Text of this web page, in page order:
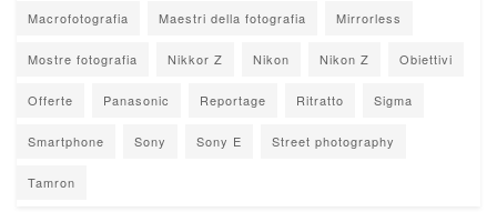
Macrofotografia Maestri della fotografia Mirrorless
Mostre fotografia Nikkor Z Nikon Nikon Z Obiettivi
Offerte Panasonic Reportage Ritratto Sigma
Smartphone Sony Sony E Street photography
Tamron